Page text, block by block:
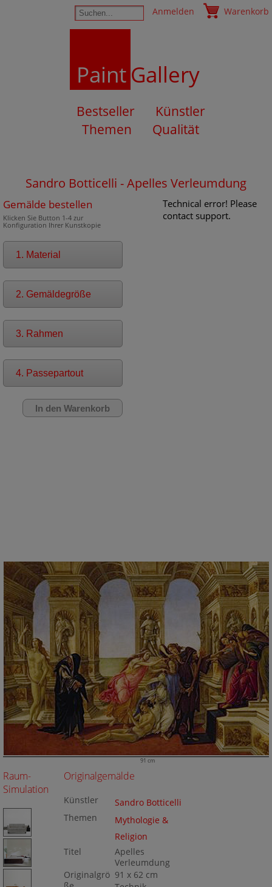
Anmelden Warenkorb
PaintGallery
Bestseller
Künstler
Themen
Qualität
Sandro Botticelli - Apelles Verleumdung
Gemälde bestellen
Klicken Sie Button 1-4 zur
Konfiguration Ihrer Kunstkopie
1. Material
2. Gemäldegröße
3. Rahmen
4. Passepartout
91 cm
Technical error! Please
contact support.
Raum-
Simulation
Originalgemälde
Künstler
Sandro Botticelli
Themen
Mythologie &
Religion
Titel
Apelles
Verleumdung
Originalgrö 91 x 62 cm